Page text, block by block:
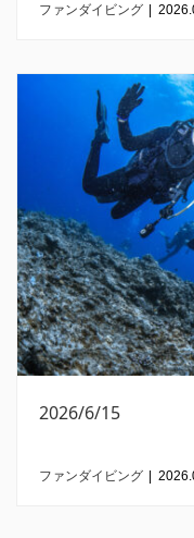
ファンダイビング
2026/6/15
ファンダイビング |